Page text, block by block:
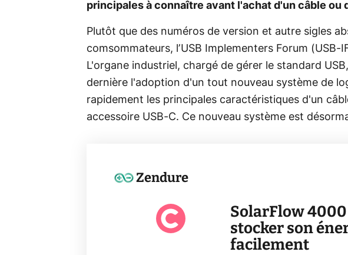
principales à connaître avant l'achat d'un câble ou
Plutôt que des numéros de version et autre sigles
comsommateurs, l’USB Implementers Forum
L'organe industriel, chargé de gérer le standard
dernière l'adoption d'un tout nouveau système de
rapidement les principales caractéristiques d'un
accessoire USB-C. Ce nouveau système est
Zendure
SolarFlow 4000
stocker son
facilement